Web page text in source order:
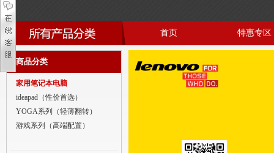
家用笔记本电脑
商用笔记本电脑
平板电脑
首页 特惠专区
商品分类
家用笔记本电脑
ideapad（性价首选）
YOGA系列（轻薄翻转）
游戏系列（高端配置）